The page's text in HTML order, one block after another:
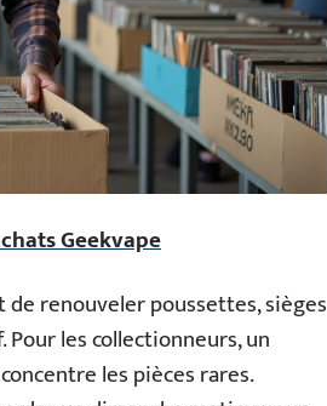
Geekvape
renouveler poussettes, sièges
les collectionneurs, un
les pièces rares.